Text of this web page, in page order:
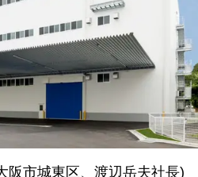
阪市城東区、渡辺岳夫社長)